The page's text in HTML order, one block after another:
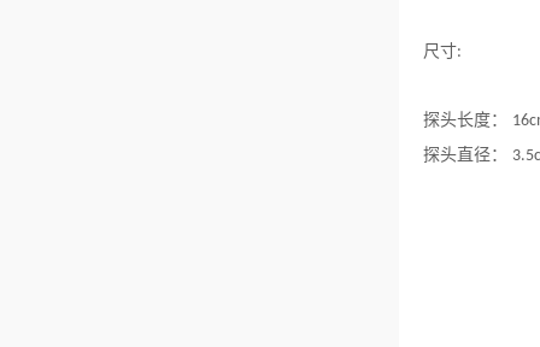
尺寸:
探头长度：
探头直径：